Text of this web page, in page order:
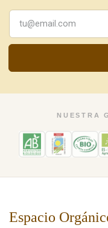
NUESTRA
Espacio